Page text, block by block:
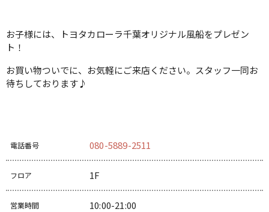
お子様には、トヨタカローラ千葉オリジナル風船をプレゼン
ト！
お買い物ついでに、お気軽にご来店ください。スタッフ一同お
待ちしております♪
電話番号 080-5889-2511
フロア 1F
営業時間 10:00-21:00